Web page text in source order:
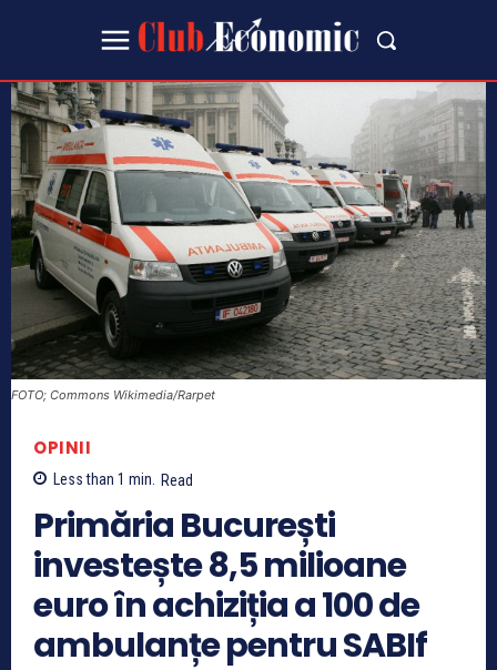
FOTO; Commons Wikimedia/Rarpet
OPINII
Less than 1 min. Read
Primăria București
investește 8,5 milioane
euro în achiziția a 100 de
ambulanțe pentru SABIf